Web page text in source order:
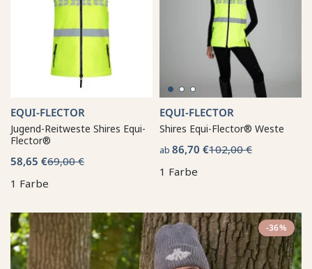
EQUI-FLECTOR
Jugend-Reitweste Shires Equi-
Flector®
58,65 €69,00 €
1 Farbe
EQUI-FLECTOR
Shires Equi-Flector® Weste
ab 86,70 €102,00 €
1 Farbe
-36%